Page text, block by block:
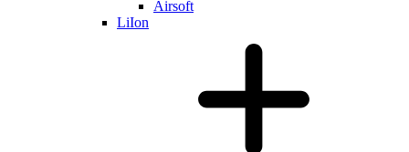
Airsoft
LiIon